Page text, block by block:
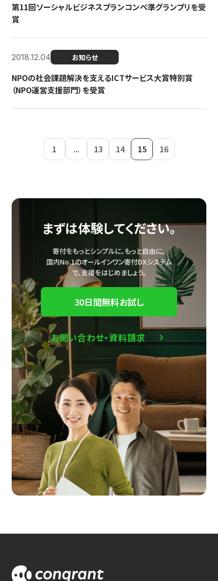
第11回ソーシャルビジネスプランコンペ準グランプリを受
賞
2018.12.04 お知らせ
NPOの社会課題解決を支えるICTサービス大賞特別賞
（NPO運営支援部門）を受賞
1 ... 13 14 15 16
まずは体験してください。
寄付をもっとシンプルに、もっと自由に。
国内No.1のオールインワン寄付DXシステム
で、支援をはじめましょう。
30日間無料お試し
お問い合わせ・資料請求